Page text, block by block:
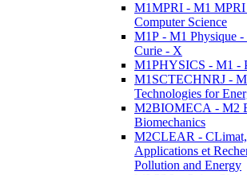
M1MPRI - M1 MPRI
Computer Science
M1P - M1 Physique -
Curie - X
M1PHYSICS - M1 -
M1SCTECHNRJ -
Technologies for
M2BIOMECA - M2
Biomechanics
M2CLEAR - CLimat,
Applications et
Pollution and Energy